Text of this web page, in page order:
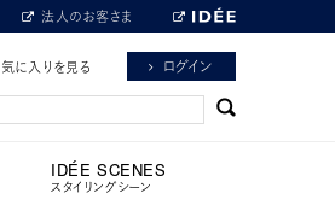
法人のお客さま
に入りを見る ログイン
IDÉE SCENES
スタイリングシーン